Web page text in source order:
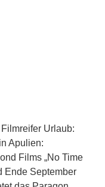
Urlaub:
Apulien:
Films „No Time
Ende September